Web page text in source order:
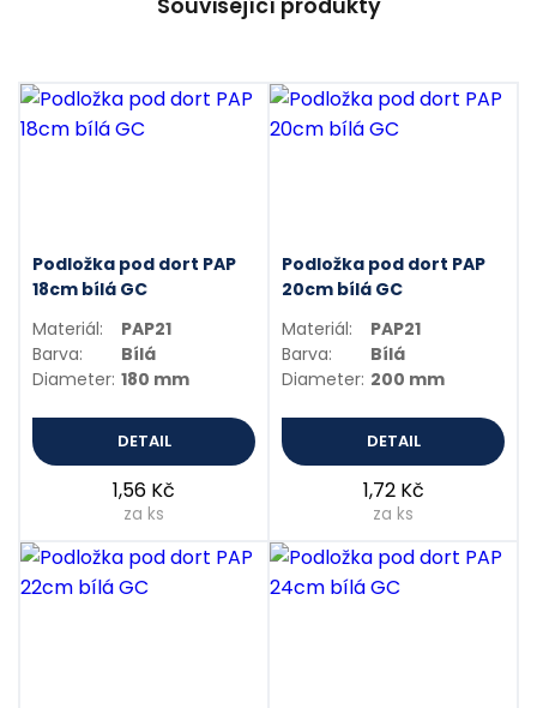
Podložka pod dort PAP
18cm bílá GC
Materiál:
PAP21
Barva:
Bílá
Diameter: 180 mm
DETAIL
1,56 Kč
za ks
Podložka pod dort PAP
20cm bílá GC
Materiál:
PAP21
Barva:
Bílá
Diameter: 200 mm
DETAIL
1,72 Kč
za ks